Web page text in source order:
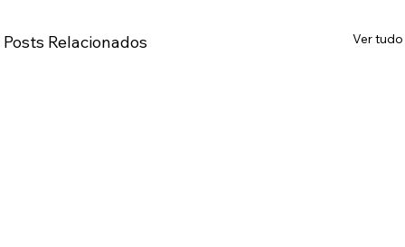
Posts Relacionados Ver tudo